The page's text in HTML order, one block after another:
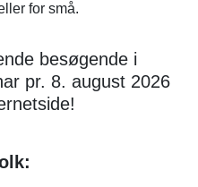
for små.
besøgende i
pr. 8. august 2026